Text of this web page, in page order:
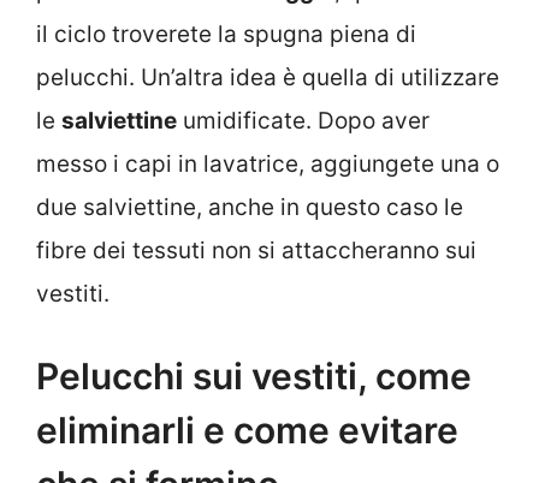
il ciclo troverete la spugna piena di
pelucchi. Un’altra idea è quella di utilizzare
le salviettine umidificate. Dopo aver
messo i capi in lavatrice, aggiungete una o
due salviettine, anche in questo caso le
fibre dei tessuti non si attaccheranno sui
vestiti.
Pelucchi sui vestiti, come
eliminarli e come evitare